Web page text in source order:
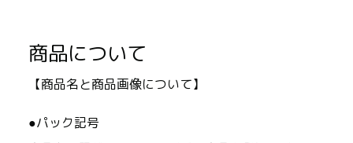
商品について
【商品名と商品画像について】
●パック記号